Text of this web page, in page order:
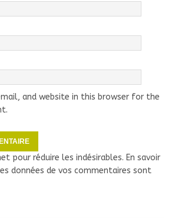
and website in this browser for the
pour réduire les indésirables. En savoir
données de vos commentaires sont